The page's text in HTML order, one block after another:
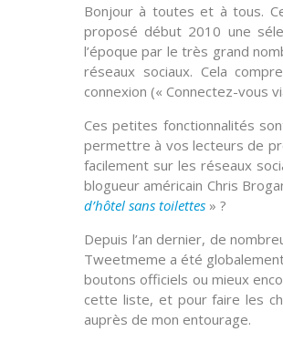
Bonjour à toutes et à tous.
proposé début 2010 une
l’époque par le très grand
réseaux sociaux. Cela
connexion (« Connectez-vous
Ces petites fonctionnalités
permettre à vos lecteurs de
facilement sur les réseaux
blogueur américain Chris
d’hôtel sans toilettes » ?
Depuis l’an dernier, de
Tweetmeme a été
boutons officiels ou mieux
cette liste, et pour faire les
auprès de mon entourage.